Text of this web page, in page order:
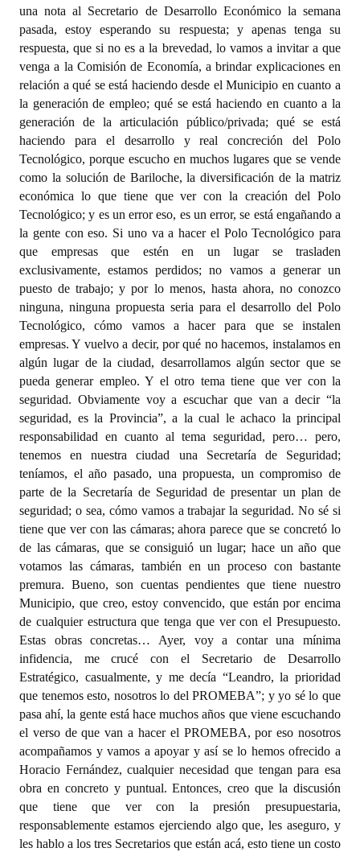
una nota al Secretario de Desarrollo Económico la semana
pasada, estoy esperando su respuesta; y apenas tenga su
respuesta, que si no es a la brevedad, lo vamos a invitar a que
venga a la Comisión de Economía, a brindar explicaciones en
relación a qué se está haciendo desde el Municipio en cuanto a
la generación de empleo; qué se está haciendo en cuanto a la
generación de la articulación público/privada; qué se está
haciendo para el desarrollo y real concreción del Polo
Tecnológico, porque escucho en muchos lugares que se vende
como la solución de Bariloche, la diversificación de la matriz
económica lo que tiene que ver con la creación del Polo
Tecnológico; y es un error eso, es un error, se está engañando a
la gente con eso. Si uno va a hacer el Polo Tecnológico para
que empresas que estén en un lugar se trasladen
exclusivamente, estamos perdidos; no vamos a generar un
puesto de trabajo; y por lo menos, hasta ahora, no conozco
ninguna, ninguna propuesta seria para el desarrollo del Polo
Tecnológico, cómo vamos a hacer para que se instalen
empresas. Y vuelvo a decir, por qué no hacemos, instalamos en
algún lugar de la ciudad, desarrollamos algún sector que se
pueda generar empleo. Y el otro tema tiene que ver con la
seguridad. Obviamente voy a escuchar que van a decir “la
seguridad, es la Provincia”, a la cual le achaco la principal
responsabilidad en cuanto al tema seguridad, pero… pero,
tenemos en nuestra ciudad una Secretaría de Seguridad;
teníamos, el año pasado, una propuesta, un compromiso de
parte de la Secretaría de Seguridad de presentar un plan de
seguridad; o sea, cómo vamos a trabajar la seguridad. No sé si
tiene que ver con las cámaras; ahora parece que se concretó lo
de las cámaras, que se consiguió un lugar; hace un año que
votamos las cámaras, también en un proceso con bastante
premura. Bueno, son cuentas pendientes que tiene nuestro
Municipio, que creo, estoy convencido, que están por encima
de cualquier estructura que tenga que ver con el Presupuesto.
Estas obras concretas… Ayer, voy a contar una mínima
infidencia, me crucé con el Secretario de Desarrollo
Estratégico, casualmente, y me decía “Leandro, la prioridad
que tenemos esto, nosotros lo del PROMEBA”; y yo sé lo que
pasa ahí, la gente está hace muchos años que viene escuchando
el verso de que van a hacer el PROMEBA, por eso nosotros
acompañamos y vamos a apoyar y así se lo hemos ofrecido a
Horacio Fernández, cualquier necesidad que tengan para esa
obra en concreto y puntual. Entonces, creo que la discusión
que tiene que ver con la presión presupuestaria,
responsablemente estamos ejerciendo algo que, les aseguro, y
les hablo a los tres Secretarios que están acá, esto tiene un costo